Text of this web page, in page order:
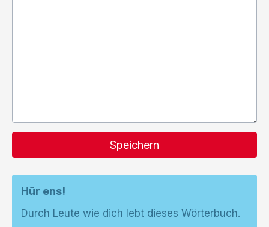
Speichern
Hür ens!
Durch Leute wie dich lebt dieses Wörterbuch.